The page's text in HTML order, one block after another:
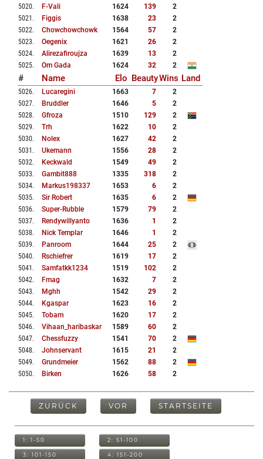
5020. F-Vali 1624 139
2
5021 . Figgis 1638 23
2
5022. Chowchowchowk 1564 57
2
5023. Oegenix 1621 26
2
5024. Alirezafiroujza 1639 13
2
5025. Om Gada 1624 32 2
# Name Elo BeautyWins Land
5026. Lucaregini 1663 7
2
5027. Bruddler 1646 5
2
5028. Gfroza 1510 129
2
5029. Trh 1622 10
2
5030. Nolex 1627 42
2
5031 . Ukemann 1556 28
2
5032. Keckwald 1549 49
2
5033. Gambit888 1335 318
2
5034. Markus198337 1653 6
2
5035. Sir Robert 1635 6
2
5036. Super-Rubble 1579 79
2
5037. Rendywillyanto 1636 1
2
5038. Nick Templar 1646 1
2
5039. Panroom 1644 25
2
5040. Rschiefrer 1619 17
2
5041 . Samfatkk1234 1519 102
2
5042. Fmag 1632 7
2
5043. Mghh 1542 29
2
5044. Kgaspar 1623 16
2
5045. Tobarn 1620 17
2
5046. Vihaan_haribaskar 1589 60
2
5047. Chessfuzzy 1541 70
2
5048. Johnservant 1615 21
2
5049. Grundmeier 1562 88
2
5050. Birken 1626 58 2
ZURÜCK VOR STARTSEITE
1: 1-50 2: 51-100
3: 101-150 4: 151-200